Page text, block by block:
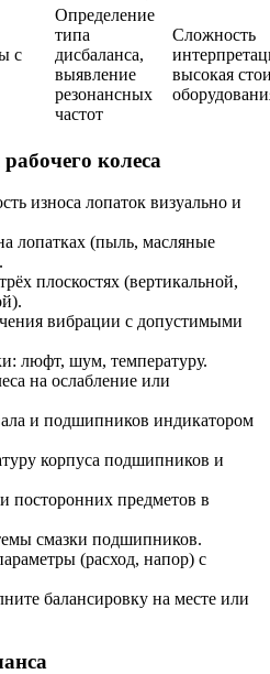
с
Определение
типа
дисбаланса,
выявление
резонансных
частот
Сложность
высокая
колеса
износа лопаток визуально и
лопатках (пыль, масляные
плоскостях (вертикальной,
вибрации с допустимыми
люфт, шум, температуру.
на ослабление или
и подшипников индикатором
корпуса подшипников и
посторонних предметов в
смазки подшипников.
(расход, напор) с
балансировку на месте или